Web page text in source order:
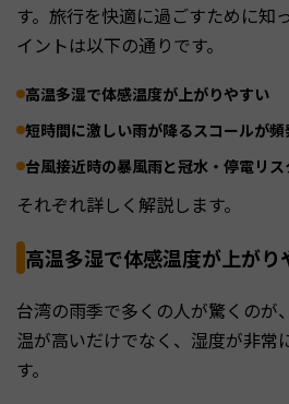
す。旅行を快適に過ごすために知
イントは以下の通りです。
高温多湿で体感温度が上がりやすい
短時間に激しい雨が降るスコールが頻
台風接近時の暴風雨と冠水・停電リス
それぞれ詳しく解説します。
高温多湿で体感温度が上がり
台湾の雨季で多くの人が驚くのが
温が高いだけでなく、湿度が非常
す。